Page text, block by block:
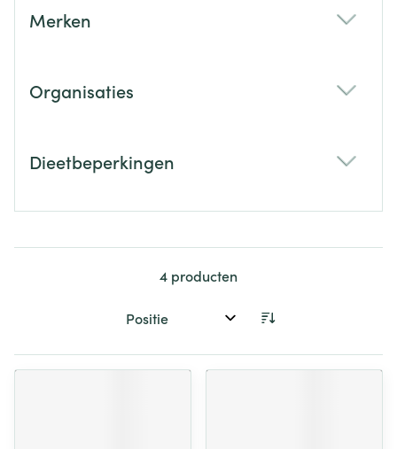
Merken
Organisaties
Dieetbeperkingen
4 producten
Sorteer op: